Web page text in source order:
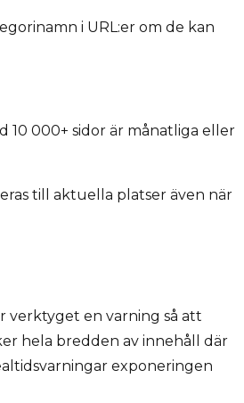
i URL:er om de kan
10 000+ sidor är månatliga eller
till aktuella platser även när
verktyget en varning så att
hela bredden av innehåll där
exponeringen